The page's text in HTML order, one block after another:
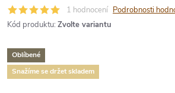
1 hodnocení Podrobnosti
Kód produktu: Zvolte variantu
Oblíbené
Snažíme se držet skladem